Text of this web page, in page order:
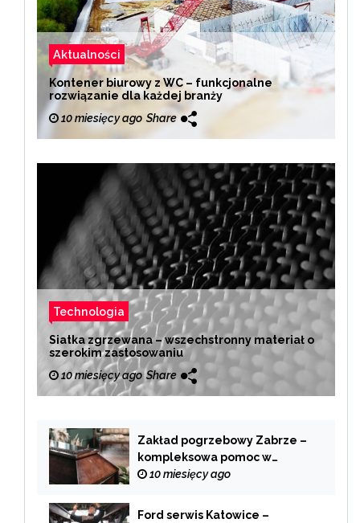
Aktualności
Kontener biurowy z WC – funkcjonalne
rozwiązanie dla każdej branży
10 miesięcy ago Share
Technologia
Siatka zgrzewana – wszechstronny materiał o
szerokim zastosowaniu
10 miesięcy ago Share
Zakład pogrzebowy Zabrze –
kompleksowa pomoc w
trudnych chwilach
10 miesięcy ago
Ford serwis Katowice –